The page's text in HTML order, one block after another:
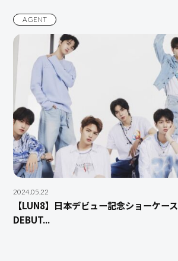
AGENT
2024.05.22
【LUN8】日本デビュー記念ショーケー
DEBUT...